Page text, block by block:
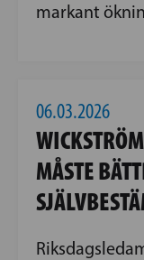
markant
06.03.2026
MÅSTE